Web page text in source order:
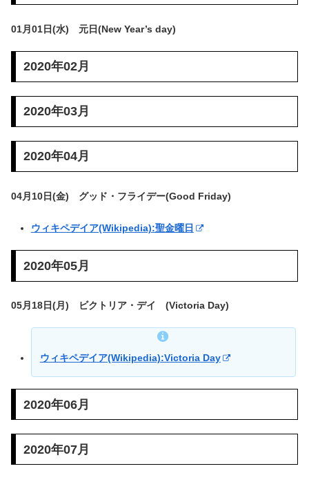
01月01日(水) 元日(New Year’s day)
2020年02月
2020年03月
2020年04月
04月10日(金) グッド・フライデー(Good Friday)
ウィキペデイア(Wikipedia):聖金曜日
2020年05月
05月18日(月) ビクトリア・デイ (Victoria Day)
ウィキペデイア(Wikipedia):Victoria Day
2020年06月
2020年07月